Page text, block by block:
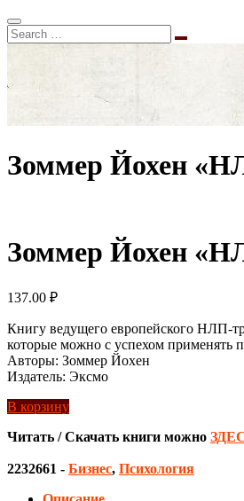
Зоммер Йохен
Зоммер Йохен
137.00 ₽
Книгу ведущего европейского НЛП-
которые можно с успехом применять
Авторы: Зоммер Йохен
Издатель: Эксмо
В корзину
Читать / Скачать книги можно
2232661 - Бизнес, Психология